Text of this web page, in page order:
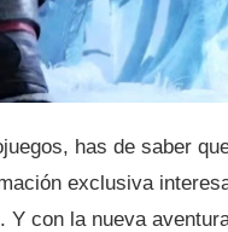
has de saber
exclusiva
con la nueva